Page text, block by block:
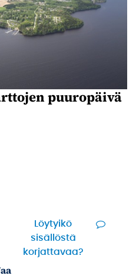
puuropäivä
Löytyikö
sisällöstä
korjattavaa?